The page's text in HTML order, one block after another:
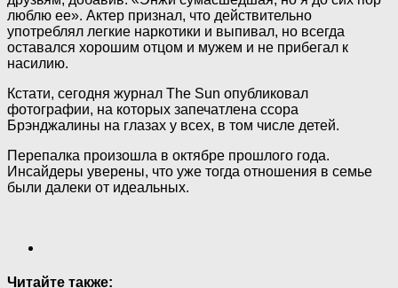
люблю ее». Актер признал, что действительно
употреблял легкие наркотики и выпивал, но всегда
оставался хорошим отцом и мужем и не прибегал к
насилию.
Кстати, сегодня журнал The Sun опубликовал
фотографии, на которых запечатлена ссора
Брэнджалины на глазах у всех, в том числе детей.
Перепалка произошла в октябре прошлого года.
Инсайдеры уверены, что уже тогда отношения в семье
были далеки от идеальных.
Читайте также: